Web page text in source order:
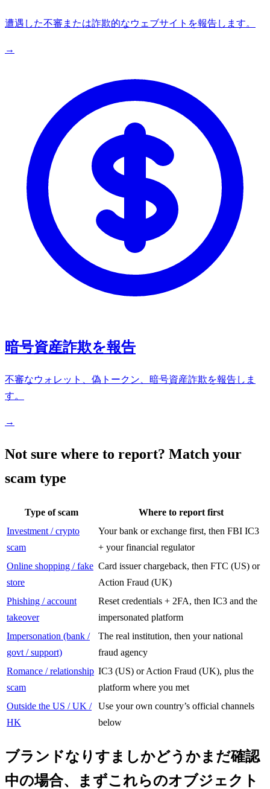
遭遇した不審または詐欺的なウェブサイトを報告します。
→
暗号資産詐欺を報告
不審なウォレット、偽トークン、暗号資産詐欺を報告しま
す。
→
Not sure where to report? Match your
scam type
Type of scam
Where to report first
Investment / crypto
scam
Your bank or exchange first, then FBI IC3
+ your financial regulator
Online shopping / fake
store
Card issuer chargeback, then FTC (US) or
Action Fraud (UK)
Phishing / account
takeover
Reset credentials + 2FA, then IC3 and the
impersonated platform
Impersonation (bank /
govt / support)
The real institution, then your national
fraud agency
Romance / relationship
scam
IC3 (US) or Action Fraud (UK), plus the
platform where you met
Outside the US / UK /
HK
Use your own country’s official channels
below
ブランドなりすましかどうかまだ確認
中の場合、まずこれらのオブジェクト